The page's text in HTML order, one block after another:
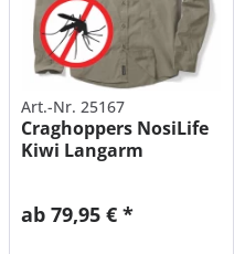
Art.-Nr. 25167
Craghoppers NosiLife
Kiwi Langarm
ab 79,95 € *